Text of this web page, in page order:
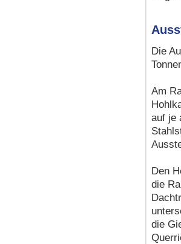
Die
Am
auf je
Den
die
die